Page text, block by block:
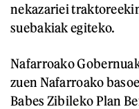
nekazariei
suebakiak egiteko.
Nafarroako
zuen Nafarroako
Babes Zibileko Plan